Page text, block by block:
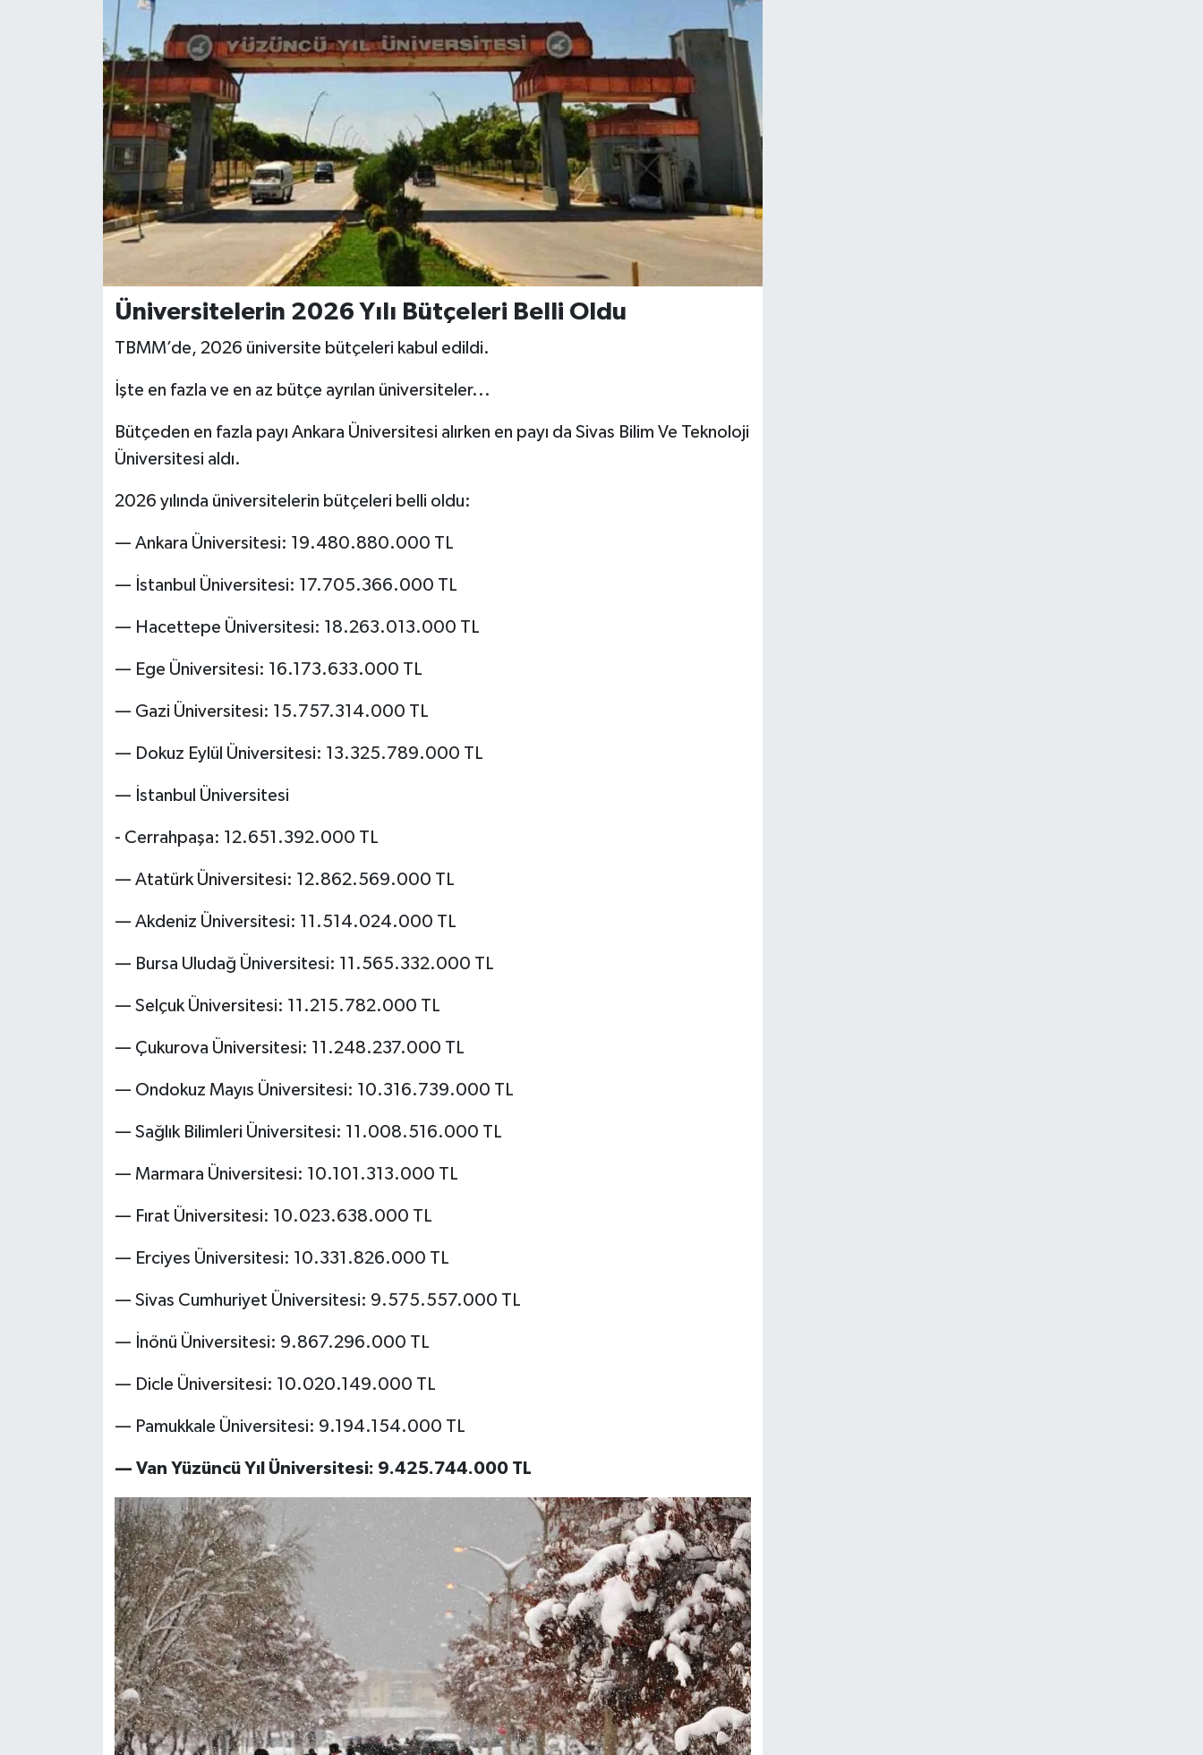
Üniversitelerin 2026 Yılı Bütçeleri Belli Oldu
TBMM’de, 2026 üniversite bütçeleri kabul edildi.
İşte en fazla ve en az bütçe ayrılan üniversiteler...
Bütçeden en fazla payı Ankara Üniversitesi alırken en payı da Sivas Bilim Ve Teknoloji
Üniversitesi aldı.
2026 yılında üniversitelerin bütçeleri belli oldu:
— Ankara Üniversitesi: 19.480.880.000 TL
— İstanbul Üniversitesi: 17.705.366.000 TL
— Hacettepe Üniversitesi: 18.263.013.000 TL
— Ege Üniversitesi: 16.173.633.000 TL
— Gazi Üniversitesi: 15.757.314.000 TL
— Dokuz Eylül Üniversitesi: 13.325.789.000 TL
— İstanbul Üniversitesi
- Cerrahpaşa: 12.651.392.000 TL
— Atatürk Üniversitesi: 12.862.569.000 TL
— Akdeniz Üniversitesi: 11.514.024.000 TL
— Bursa Uludağ Üniversitesi: 11.565.332.000 TL
— Selçuk Üniversitesi: 11.215.782.000 TL
— Çukurova Üniversitesi: 11.248.237.000 TL
— Ondokuz Mayıs Üniversitesi: 10.316.739.000 TL
— Sağlık Bilimleri Üniversitesi: 11.008.516.000 TL
— Marmara Üniversitesi: 10.101.313.000 TL
— Fırat Üniversitesi: 10.023.638.000 TL
— Erciyes Üniversitesi: 10.331.826.000 TL
— Sivas Cumhuriyet Üniversitesi: 9.575.557.000 TL
— İnönü Üniversitesi: 9.867.296.000 TL
— Dicle Üniversitesi: 10.020.149.000 TL
— Pamukkale Üniversitesi: 9.194.154.000 TL
— Van Yüzüncü Yıl Üniversitesi: 9.425.744.000 TL